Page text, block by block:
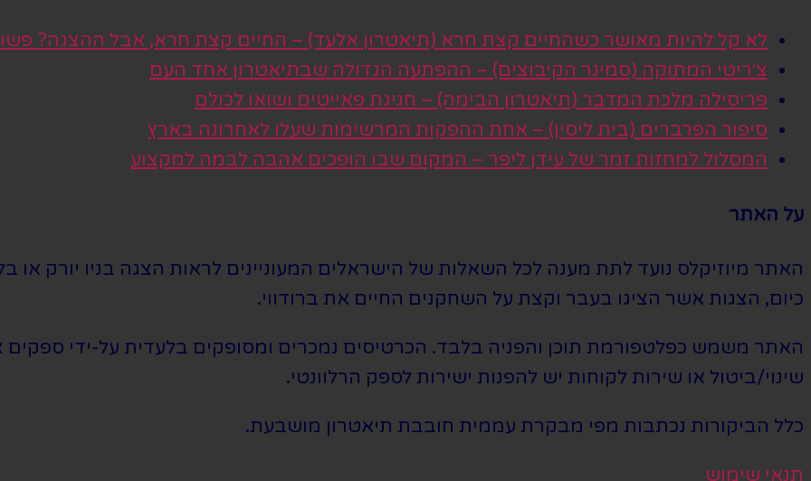
לא קל להיות מאושר כשהחיים קצת חרא (תיאטרון אלעד) – החיים קצת חרא, אבל ההצגה?
צ׳ריטי המתוקה (סמינר הקיבוצים) – ההפתעה הגדולה שבתיאטרון אחד העם
פריסילה מלכת המדבר (תיאטרון הבימה) – חגיגת פאייטים ושואו לכולם
סיפור הפרברים (בית ליסין) – אחת ההפקות המרשימות שעלו לאחרונה בארץ
המסלול למחזות זמר של עידן ליפר – המקום שבו הופכים אהבה לבמה למקצוע
על האתר
האתר מיוזיקלס נועד לתת מענה לכל השאלות של הישראלים המעוניינים לראות הצגה בניו יורק או
כיום, הצגות אשר הציגו בעבר וקצת על השחקנים החיים את ברודווי.
האתר משמש כפלטפורמת תוכן והפניה בלבד. הכרטיסים נמכרים ומסופקים בלעדית על-ידי ספקים
שינוי/ביטול או שירות לקוחות יש להפנות ישירות לספק הרלוונטי.
כלל הביקורות נכתבות מפי מבקרת עממית חובבת תיאטרון מושבעת.
תנאי שימוש